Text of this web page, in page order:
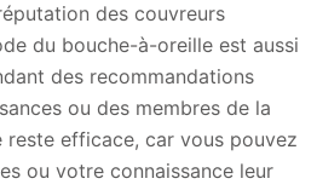
des couvreurs
du bouche-à-oreille est aussi
des recommandations
ou des membres de la
efficace, car vous pouvez
ou votre connaissance leur